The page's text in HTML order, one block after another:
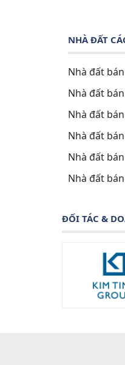
NHÀ ĐẤT
Nhà đất
Nhà đất
Nhà đất
Nhà đất
Nhà đất
Nhà đất
ĐỐI TÁC &